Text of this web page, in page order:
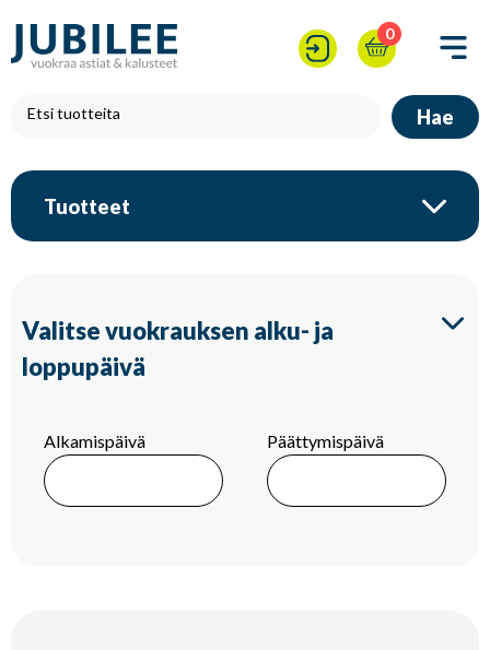
0
Hae
Tuotteet
Valitse vuokrauksen alku- ja
loppupäivä
Alkamispäivä Päättymispäivä